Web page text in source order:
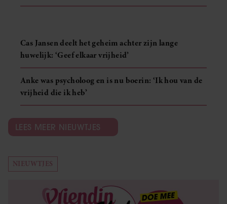
Cas Jansen deelt het geheim achter zijn lange
huwelijk: ‘Geef elkaar vrijheid’
Anke was psycholoog en is nu boerin: ‘Ik hou van de
vrijheid die ik heb’
LEES MEER NIEUWTJES
NIEUWTJES